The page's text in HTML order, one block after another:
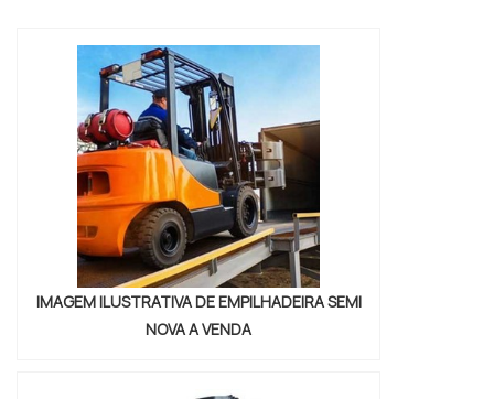
comprador se depara com diversos modelos
IMAGEM ILUSTRATIVA DE EMPILHADEIRA SEMI
NOVA A VENDA